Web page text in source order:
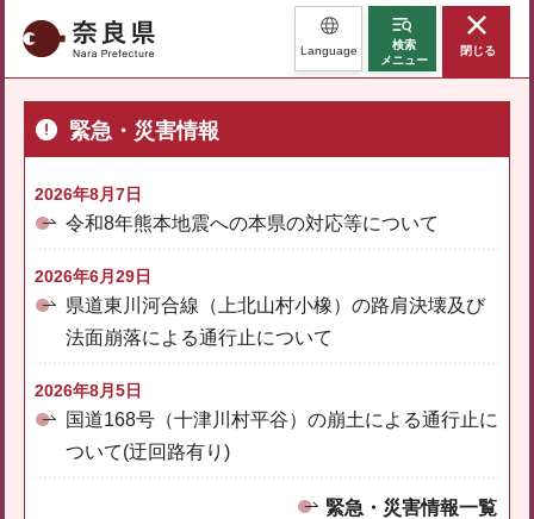
奈良県 Language
検索
メニュー
閉じる
緊急・災害情報
2026年8月7日
令和8年熊本地震への本県の対応等について
2026年6月29日
県道東川河合線（上北山村小橡）の路肩決壊及び
法面崩落による通行止について
2026年8月5日
国道168号（十津川村平谷）の崩土による通行止に
ついて(迂回路有り)
緊急・災害情報一覧